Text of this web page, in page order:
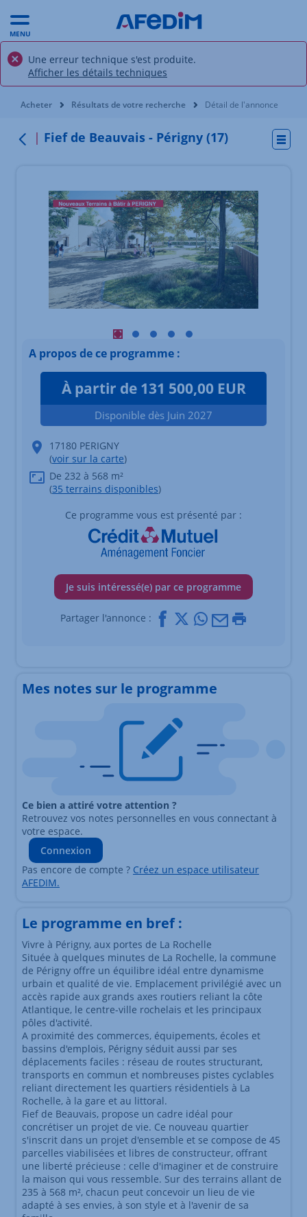
MENU
Une erreur technique s'est produite.
Afficher les détails techniques
Vous êtes ici:
Acheter Résultats de votre recherche Détail de l'annonce
Fief de Beauvais - Périgny (17)
Visuel principal mobile Afficher
Visuel principal mobile Afficher
Visuel principal mobile Afficher
Visuel principal mobile
Visuel principal mobile
Élément 1 sur 5
A propos de ce programme :
À partir de 131 500,00 EUR
Disponible dès Juin 2027
17180 PERIGNY
(voir sur la carte)
De 232 à 568 m²
(35 terrains disponibles)
Ce programme vous est présenté par :
Je suis intéressé(e) par ce programme
Partager l'annonce : Facebook
X Whatsapp
Mail
Mes notes sur le programme
Ce bien a attiré votre attention ?
Retrouvez vos notes personnelles en vous connectant à
votre espace.
Connexion
Pas encore de compte ? Créez un espace utilisateur
AFEDIM.
Le programme en bref :
Vivre à Périgny, aux portes de La Rochelle
Située à quelques minutes de La Rochelle, la commune
de Périgny offre un équilibre idéal entre dynamisme
urbain et qualité de vie. Emplacement privilégié avec un
accès rapide aux grands axes routiers reliant la côte
Atlantique, le centre-ville rochelais et les principaux
pôles d'activité.
A proximité des commerces, équipements, écoles et
bassins d'emplois, Périgny séduit aussi par ses
déplacements faciles : réseau de routes structurant,
transports en commun et nombreuses pistes cyclables
reliant directement les quartiers résidentiels à La
Rochelle, à la gare et au littoral.
Fief de Beauvais, propose un cadre idéal pour
concrétiser un projet de vie. Ce nouveau quartier
s'inscrit dans un projet d'ensemble et se compose de 45
parcelles viabilisées et libres de constructeur, offrant
une liberté précieuse : celle d'imaginer et de construire
la maison qui vous ressemble. Sur des terrains allant de
235 à 568 m², chacun peut concevoir un lieu de vie
adapté à ses envies, à son style et à l'avenir de sa